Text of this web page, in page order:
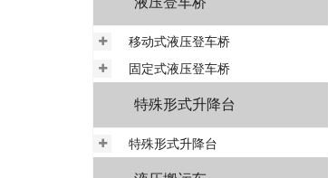
移动式液压登车桥
固定式液压登车桥
特殊形式升降台
特殊形式升降台